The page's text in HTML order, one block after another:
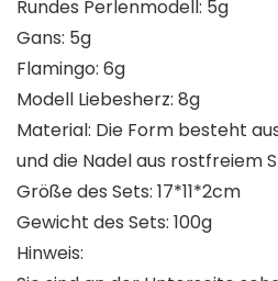
Rundes Perlenmodell: 5g
Gans: 5g
Flamingo: 6g
Modell Liebesherz: 8g
Material: Die Form besteht
und die Nadel aus rostfreiem
Größe des Sets: 17*11*2cm
Gewicht des Sets: 100g
Hinweis: